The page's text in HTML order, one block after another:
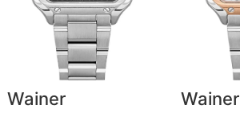
Wainer Wainer